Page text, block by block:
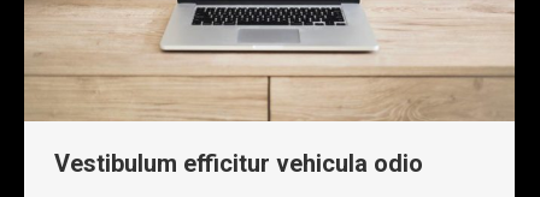
Vestibulum efficitur vehicula odio